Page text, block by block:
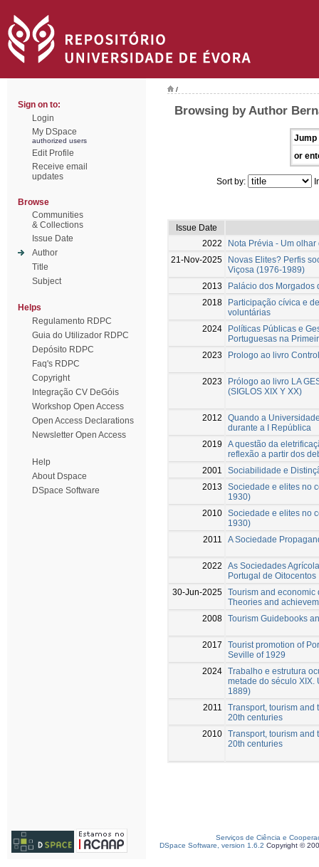
Sign on to:
Login
My DSpace
authorized users
Edit Profile
Receive email
updates
Browse
Communities
& Collections
Issue Date
Author
Title
Subject
Helps
Regulamento RDPC
Guia do Utilizador RDPC
Depósito RDPC
Faq's RDPC
Copyright
Integração CV DeGóis
Workshop Open Access
Open Access Declarations
Newsletter Open Access
Help
About Dspace
DSpace Software
/
Browsing by Author
Jump
or
Sort by:
Issue Date
2022
Nota Prévia - Um olhar
21-Nov-2025
Novas Elites? Perfis
Viçosa (1976-1989)
2013
Palácio dos Morgados
2018
Participação cívica e
voluntárias
2024
Políticas Públicas e
Portuguesas na
2023
Prologo ao livro
2023
Prólogo ao livro LA
(SIGLOS XIX Y XX)
2012
Quando a
durante a I República
2019
A questão da
reflexão a partir dos
2001
Sociabilidade e
2013
Sociedade e elites no
1930)
2010 Sociedade e elites no
1930)
2011
A Sociedade
2022
As Sociedades
Portugal de Oitocentos
30-Jun-2025 Tourism and economic
Theories and
2008 Tourism Guidebooks
2017
Tourist promotion of
Seville of 1929
2024 Trabalho e estrutura
metade do século
1889)
2011
Transport, tourism and
20th centuries
2010 Transport, tourism and
20th centuries
Serviços de Ciência e
DSpace Software, version 1.6.2 Copyright ©